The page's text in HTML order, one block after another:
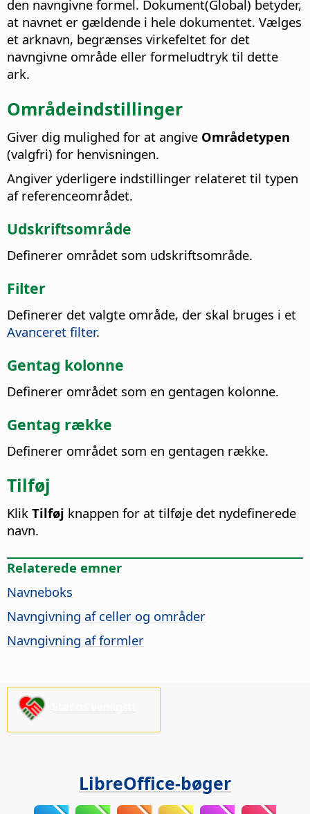
den navngivne formel. Dokument(Global) betyder,
at navnet er gældende i hele dokumentet. Vælges
et arknavn, begrænses virkefeltet for det
navngivne område eller formeludtryk til dette
ark.
Områdeindstillinger
Giver dig mulighed for at angive Områdetypen
(valgfri) for henvisningen.
Angiver yderligere indstillinger relateret til typen
af referenceområdet.
Udskriftsområde
Definerer området som udskriftsområde.
Filter
Definerer det valgte område, der skal bruges i et
Avanceret filter.
Gentag kolonne
Definerer området som en gentagen kolonne.
Gentag række
Definerer området som en gentagen række.
Tilføj
Klik Tilføj knappen for at tilføje det nydefinerede
navn.
Relaterede emner
Navneboks
Navngivning af celler og områder
Navngivning af formler
LibreOffice-bøger